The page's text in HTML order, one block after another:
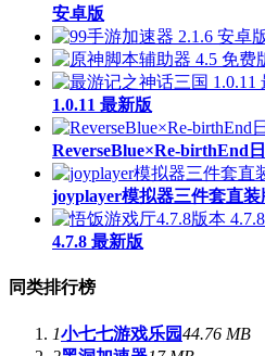
安卓版
1.0.11 最新版
ReverseBlue×Re-birthEnd
joyplayer模拟器三件套直装
4.7.8 最新版
同类排行榜
1小七七游戏乐园44.76 MB